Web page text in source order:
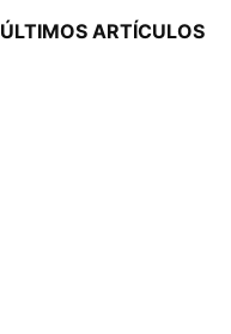
ÚLTIMOS ARTÍCULOS